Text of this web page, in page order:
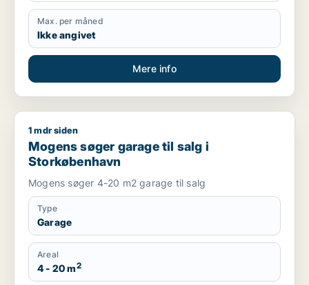
Max. per måned
Ikke angivet
Mere info
Mogens søger garage til salg i Storkøbenhavn
1 mdr siden
Mogens søger garage til salg i
Storkøbenhavn
Mogens søger 4-20 m2 garage til salg
Type
Garage
Areal
4 - 20 m2